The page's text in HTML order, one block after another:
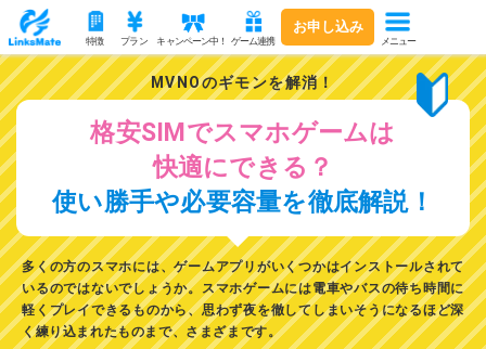
特徴 プラン キャンペーン中！ ゲーム連携
お申し込み
メニュー
MVNOのギモンを解消！
格安SIMでスマホゲームは
快適にできる？
使い勝手や必要容量を徹底解説！
多くの方のスマホには、ゲームアプリがいくつかはインストールされて
いるのではないでしょうか。スマホゲームには電車やバスの待ち時間に
軽くプレイできるものから、思わず夜を徹してしまいそうになるほど深
く練り込まれたものまで、さまざまです。